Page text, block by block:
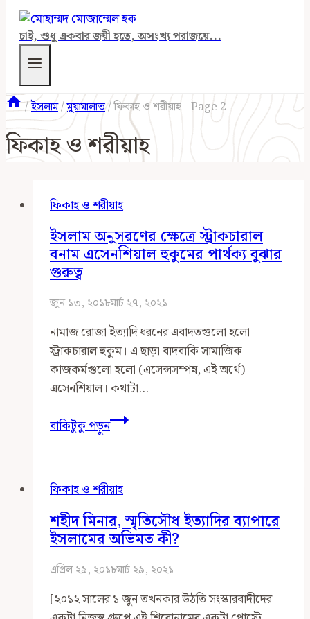
চাই, শুধু একবার জয়ী হতে, অসংখ্য পরাজয়ে...
/ইসলাম/মুয়ামালাত/ফিকাহ ও শরীয়াহ - Page 2
ফিকাহ ও শরীয়াহ
ফিকাহ ও শরীয়াহ
ইসলাম অনুসরণের ক্ষেত্রে স্ট্রাকচারাল
বনাম এসেনশিয়াল হুকুমের পার্থক্য বুঝার
গুরুত্ব
জুন ১৩, ২০১৮মার্চ ২৭, ২০২১
নামাজ রোজা ইত্যাদি ধরনের এবাদতগুলো হলো
স্ট্রাকচারাল হুকুম। এ ছাড়া বাদবাকি সামাজিক
কাজকর্মগুলো হলো (এসেন্সসম্পন্ন, এই অর্থে)
এসেনশিয়াল। কথাটা…
বাকিটুকু পড়ুনইসলাম
অনুসরণের
বনাম
এসেনশিয়াল
হুকুমের
পার্থক্য
বুঝার
ফিকাহ ও শরীয়াহ
শহীদ মিনার, স্মৃতিসৌধ ইত্যাদির ব্যাপারে
ইসলামের অভিমত কী?
এপ্রিল ২৯, ২০১৮মার্চ ২৯, ২০২১
[২০১২ সালের ১ জুন তখনকার উঠতি সংস্কারবাদীদের